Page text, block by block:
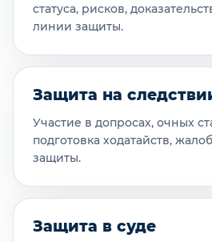
статуса, рисков,
линии защиты.
Защита на
Участие в допросах, очных
подготовка ходатайств,
защиты.
Защита в суде